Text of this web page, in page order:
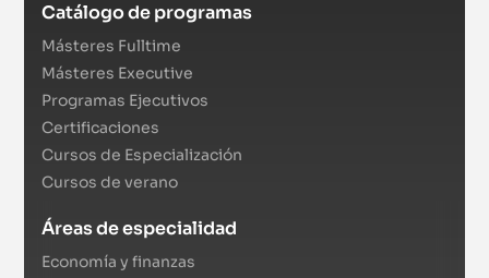
Catálogo de programas
Másteres Fulltime
Másteres Executive
Programas Ejecutivos
Certificaciones
Cursos de Especialización
Cursos de verano
Áreas de especialidad
Economía y finanzas